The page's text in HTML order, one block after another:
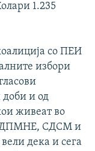
1.235
со ПЕИ
избори
доби и од
живеат во
ДПМНЕ, СДСМ и
дека и сега